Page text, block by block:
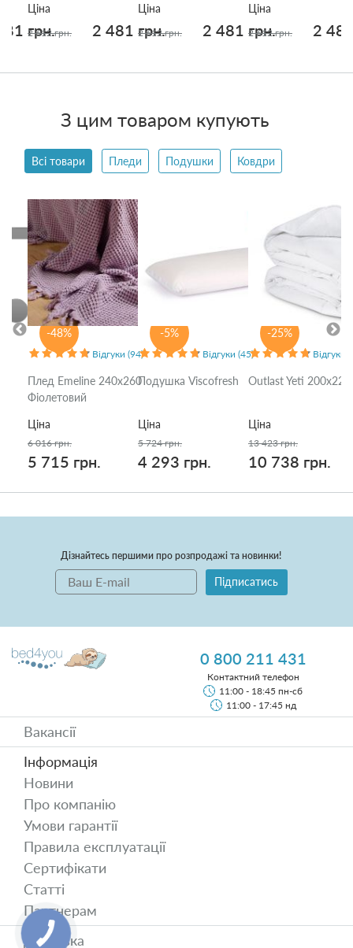
грн.
Ціна
2 612 грн. 2 481 грн.
Ціна
2 612 грн. 2 481 грн.
Ціна
2 612 грн. 2
З цим товаром купують
Всі товари Пледи Подушки Ковдри
-48% -5%
Відгуки (94)
Плед Emeline 240x260
Фіолетовий
Ціна
6 016 грн.
5 715 грн.
-25%
Відгуки (45)
Подушка Viscofresh
Ціна
5 724 грн.
4 293 грн.
Відгуки
Outlast Yeti 200x220
Ціна
13 423 грн.
10 738 грн.
Дізнайтесь першими про розпродажі та новинки!
Підписатись
0 800 211 431
Контактний телефон
11:00 - 18:45 пн-сб
11:00 - 17:45 нд
Вакансії
Інформація
Новини
Про компанію
Умови гарантії
Правила експлуатації
Сертифікати
Статті
Партнерам
Доставка